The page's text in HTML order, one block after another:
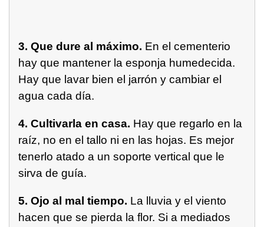
3. Que dure al máximo. En el cementerio
hay que mantener la esponja humedecida.
Hay que lavar bien el jarrón y cambiar el
agua cada día.
4. Cultivarla en casa. Hay que regarlo en la
raíz, no en el tallo ni en las hojas. Es mejor
tenerlo atado a un soporte vertical que le
sirva de guía.
5. Ojo al mal tiempo. La lluvia y el viento
hacen que se pierda la flor. Si a mediados